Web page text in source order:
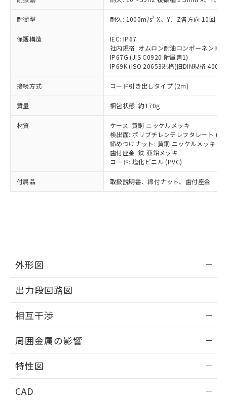
耐衝撃 耐久: 1000m/s2 X、Y、Z各方向 10回
保護構造
IEC: IP67
社内規格: オムロン耐油コンポーネント
IP67G (JIS C0920 附属書1)
IP69K (ISO 20653規格(旧DIN規格
接続方式 コード引き出しタイプ (2m)
質量 梱包状態: 約170g
材質
ケース: 黄銅 ニッケルメッキ
検出面: ポリブチレンテレフタレート
締めつけナット: 黄銅 ニッケルメッキ
歯付座金: 鉄 亜鉛メッキ
コード: 塩化ビニル (PVC)
付属品 取扱説明書、締付ナット、歯付座金
外形図
外形図
出力段回路図
出力段回路図
相互干渉
相互干渉
周囲金属の影響
周囲金属の影響
特性図
CAD
記載している更新日時点での社内デー
タに基づき作成されるものであり、閲
覧された時点での実際の在庫および標
準価格とは異なる場合があることをご
了承ください。
正式な納期状況および標準価格はお客
様のお取引先、またはお客様担当のオ
ムロン制御機器販売店・当社販売員に
ご相談ください。
オムロン制御機器販売店や当社販売拠
販売ネットワーク
」をご確認
在庫状況および標準価格結果を当社の
事前の承諾なく第三者に漏洩または開
示しないようお願いします。
マイパーツ機能（部品リスト作成サー
ビス）をご利用いただくには、I-Web
メンバーズにご登録されている必要が
の共同利用に関して"
の「1.共同利
用者の範囲」に記載されている法人を
指します。
*EU RoHS指令（10物質）：
鉛(Pb) 1000ppm以下、 水銀(Hg) 1000ppm以下、 カド
類(PBB) 1000ppm以下、ポリ臭化ジフェニルエーテル類
(PBDE) 1000ppm以下、フタル酸ビス(2-エチルヘキシ
ル) (DEHP)(別名：DOP) 1000ppm以下、フタル酸ブチ
ルベンジル（BBP） 1000ppm以下、フタル酸ジブチル
（DBP） 1000ppm以下、フタル酸ジイソブチル
但し、RoHS指令で産業用監視および制御機器に対する
フタル酸エステル類の４物質については閾値を超える意
図的な使用がないことを確認しています。
部品在庫の切り替え状況などにより、予定
月が前後することがあります。
EU RoHS指令（10物質）の非含有証明書
51物質の非含有証明書（当社基準）
※本証明書は発行日時点で非含有を証明す
るもので、過去に遡って非含有を証明する
また、RoHS指令のフタル酸エステル類４
物質の対応では、対応完了までの期間は出
荷製品に未対応品が混在することから備考
欄に対応日を記載しておりました。
既に当社にて対応品への在庫切替を完了
していることから、特段のことがない限
*中国RoHS10物質の基準値 (GB/T26572)：
Cr(Ⅵ)(六価クロム) : 1000ppm、 PBBs(ポリ臭化ビフェ
ニル類) : 1000ppm、 PBDEs(ポリ臭化ジフェニルエーテ
DBP(フタル酸ジブチル) : 1000ppm、 DIBP(フタル酸ジ
イソブチル) : 1000ppm、 BBP(フタル酸ブチルベンジ
DEHP(フタル酸ビス(2-エチルヘキシル)) : 1000ppm
※2 環境保護使用期限
「ｅ」：有害物質（10物質）のすべてが基
準値以下であることを示します。
「10」：通常の使用状況下において有害物
質が外部に漏えいし、環境に深刻な影響を
及ぼさない年数を意味します。
「－」：未確認です。当社販売部門へお問
または国外への提供する場合は、日本
国政府の輸出許可(または役務取引許
当社は規制貨物を破棄する場合は、完
全に破砕するなど、違法に輸出されな
いよう必要な手段を講じます。
当社は貴社製品を、核兵器、ミサイ
ル、化学兵器、生物兵器またはその他
武器並びにこれらの製造装置等に一切
使用いたしません。
当社は、貴社製品を第三者に販売する
場合は、上記1、2および3の内容を当
該第三者に通知します。また当社は、
販売先および販売に係わる関係者が違
法に輸出するおそれがある場合は、取
り引きをいたしません。
一定数以上の在庫あり
一定数には満たないが在庫あり
在庫なし(最新の在庫状況につ
いては、お客様のお取引先、ま
たはお客様担当のオムロン制御
機器販売店・当社販売員にご確
認ください)
受注生産機種、また在庫状況の
情報を公開していない機種